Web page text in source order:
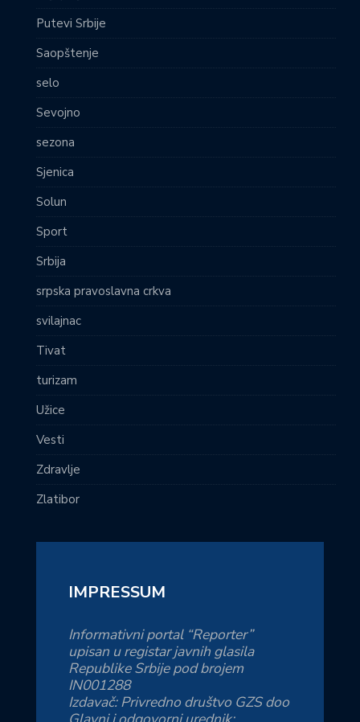
Putevi Srbije
Saopštenje
selo
Sevojno
sezona
Sjenica
Solun
Sport
Srbija
srpska pravoslavna crkva
svilajnac
Tivat
turizam
Užice
Vesti
Zdravlje
Zlatibor
IMPRESSUM
Informativni portal “Reporter”
upisan u registar javnih glasila
Republike Srbije pod brojem
IN001288
Izdavač: Privredno društvo GZS doo